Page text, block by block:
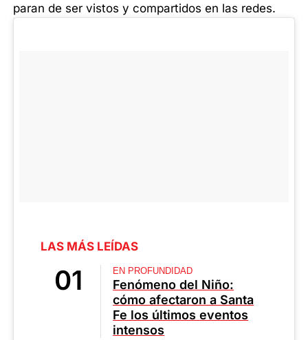
paran de ser vistos y compartidos en las redes.
LAS MÁS LEÍDAS
EN PROFUNDIDAD
Fenómeno del Niño:
cómo afectaron a Santa
Fe los últimos eventos
intensos